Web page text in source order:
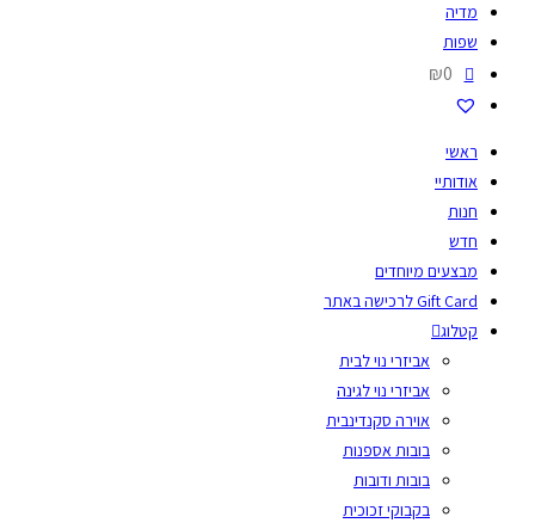
מדיה
שפות
₪0
ראשי
אודותיי
חנות
חדש
מבצעים מיוחדים
Gift Card לרכישה באתר
קטלוג
אביזרי נוי לבית
אביזרי נוי לגינה
אוירה סקנדינבית
בובות אספנות
בובות ודובות
בקבוקי זכוכית